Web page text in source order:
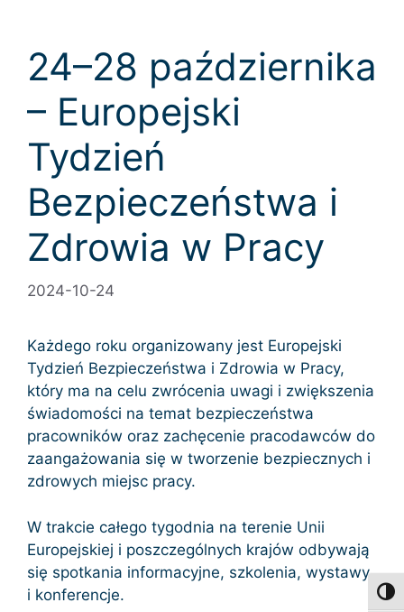
24–28 października
– Europejski
Tydzień
Bezpieczeństwa i
Zdrowia w Pracy
2024-10-24
Każdego roku organizowany jest Europejski
Tydzień Bezpieczeństwa i Zdrowia w Pracy,
który ma na celu zwrócenia uwagi i zwiększenia
świadomości na temat bezpieczeństwa
pracowników oraz zachęcenie pracodawców do
zaangażowania się w tworzenie bezpiecznych i
zdrowych miejsc pracy.
W trakcie całego tygodnia na terenie Unii
Europejskiej i poszczególnych krajów odbywają
się spotkania informacyjne, szkolenia, wystawy
i konferencje.